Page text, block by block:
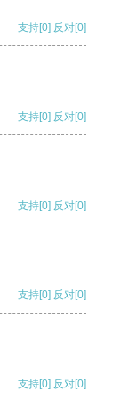
支持[0] 反对[0]
支持[0] 反对[0]
支持[0] 反对[0]
支持[0] 反对[0]
支持[0] 反对[0]